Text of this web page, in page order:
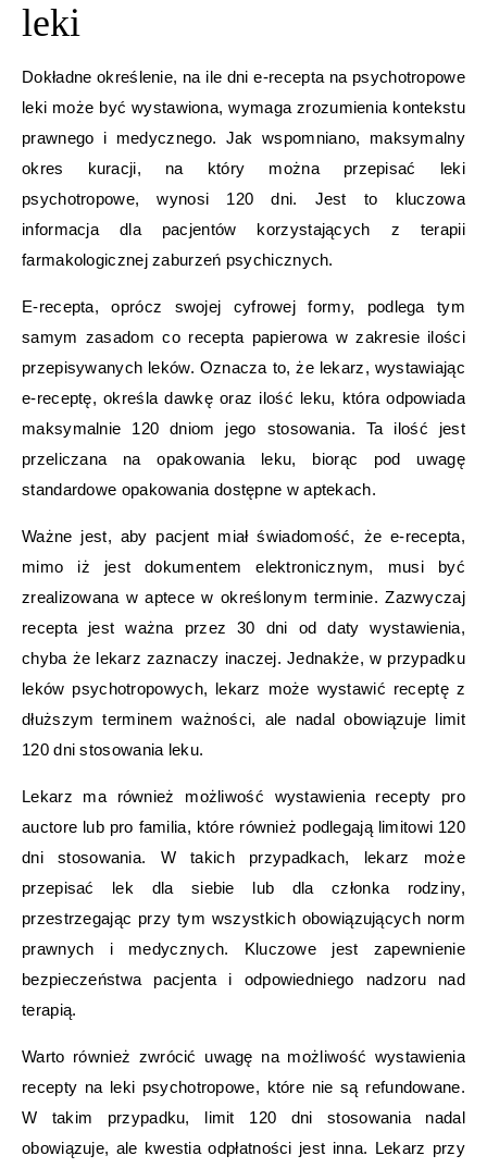
leki
Dokładne określenie, na ile dni e-recepta na psychotropowe
leki może być wystawiona, wymaga zrozumienia kontekstu
prawnego i medycznego. Jak wspomniano, maksymalny
okres kuracji, na który można przepisać leki
psychotropowe, wynosi 120 dni. Jest to kluczowa
informacja dla pacjentów korzystających z terapii
farmakologicznej zaburzeń psychicznych.
E-recepta, oprócz swojej cyfrowej formy, podlega tym
samym zasadom co recepta papierowa w zakresie ilości
przepisywanych leków. Oznacza to, że lekarz, wystawiając
e-receptę, określa dawkę oraz ilość leku, która odpowiada
maksymalnie 120 dniom jego stosowania. Ta ilość jest
przeliczana na opakowania leku, biorąc pod uwagę
standardowe opakowania dostępne w aptekach.
Ważne jest, aby pacjent miał świadomość, że e-recepta,
mimo iż jest dokumentem elektronicznym, musi być
zrealizowana w aptece w określonym terminie. Zazwyczaj
recepta jest ważna przez 30 dni od daty wystawienia,
chyba że lekarz zaznaczy inaczej. Jednakże, w przypadku
leków psychotropowych, lekarz może wystawić receptę z
dłuższym terminem ważności, ale nadal obowiązuje limit
120 dni stosowania leku.
Lekarz ma również możliwość wystawienia recepty pro
auctore lub pro familia, które również podlegają limitowi 120
dni stosowania. W takich przypadkach, lekarz może
przepisać lek dla siebie lub dla członka rodziny,
przestrzegając przy tym wszystkich obowiązujących norm
prawnych i medycznych. Kluczowe jest zapewnienie
bezpieczeństwa pacjenta i odpowiedniego nadzoru nad
terapią.
Warto również zwrócić uwagę na możliwość wystawienia
recepty na leki psychotropowe, które nie są refundowane.
W takim przypadku, limit 120 dni stosowania nadal
obowiązuje, ale kwestia odpłatności jest inna. Lekarz przy